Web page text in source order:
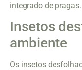
integrado de pragas.
Insetos
ambiente
Os insetos